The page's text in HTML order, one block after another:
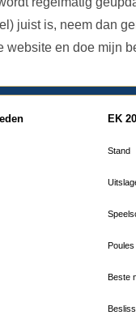
juist is, neem dan
website en doe mijn
EK
Stand
Poules
Beste